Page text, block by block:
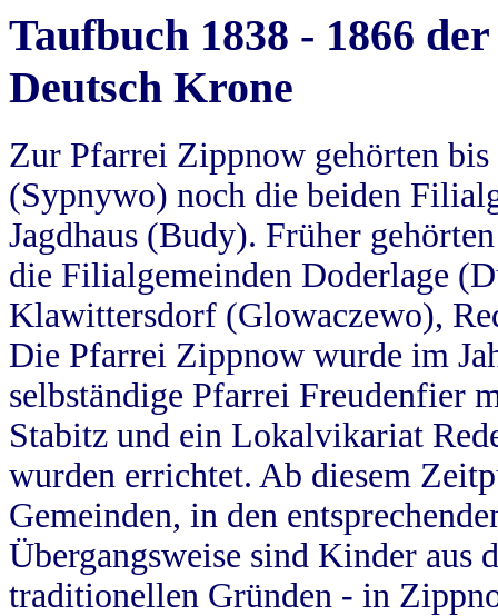
Taufbuch 1838 - 1866
Deutsch Krone
Zur Pfarrei Zippnow gehörten
(Sypnywo) noch die beiden
Jagdhaus (Budy). Früher
die Filialgemeinden Doderlage
Klawittersdorf (Glowaczewo),
Die Pfarrei Zippnow wurde im
selbständige Pfarrei Freudenfier
Stabitz und ein Lokalvikariat
wurden errichtet. Ab diesem
Gemeinden, in den
Übergangsweise sind Kinder aus
traditionellen Gründen - in